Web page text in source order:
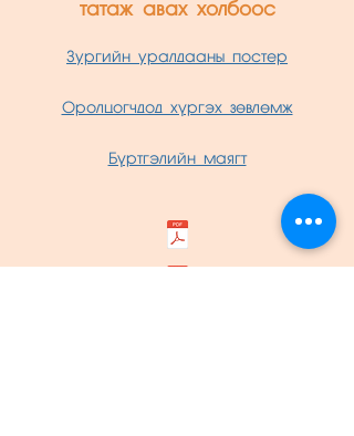
татаж авах холбоос
Зургийн уралдааны постер
Оролцогчдод хүргэх зөвлөмж
Бүртгэлийн маягт